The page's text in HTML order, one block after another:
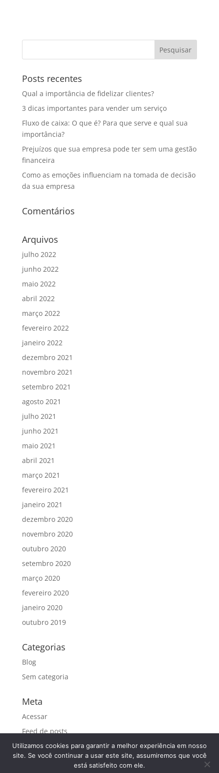
Posts recentes
Qual a importância de fidelizar clientes?
3 dicas importantes para vender um serviço
Fluxo de caixa: O que é? Para que serve e qual sua
importância?
Prejuízos que sua empresa pode ter sem uma gestão
financeira
Como as emoções influenciam na tomada de decisão
da sua empresa
Comentários
Arquivos
julho 2022
junho 2022
maio 2022
abril 2022
março 2022
fevereiro 2022
janeiro 2022
dezembro 2021
novembro 2021
setembro 2021
agosto 2021
julho 2021
junho 2021
maio 2021
abril 2021
março 2021
fevereiro 2021
janeiro 2021
dezembro 2020
novembro 2020
outubro 2020
setembro 2020
março 2020
fevereiro 2020
janeiro 2020
outubro 2019
Categorias
Blog
Sem categoria
Meta
Acessar
Feed de posts
Feed de comentários
WordPress.org
Utilizamos cookies para garantir a melhor experiência em nosso
site. Se você continuar a usar este site, assumiremos que você
está satisfeito com ele.